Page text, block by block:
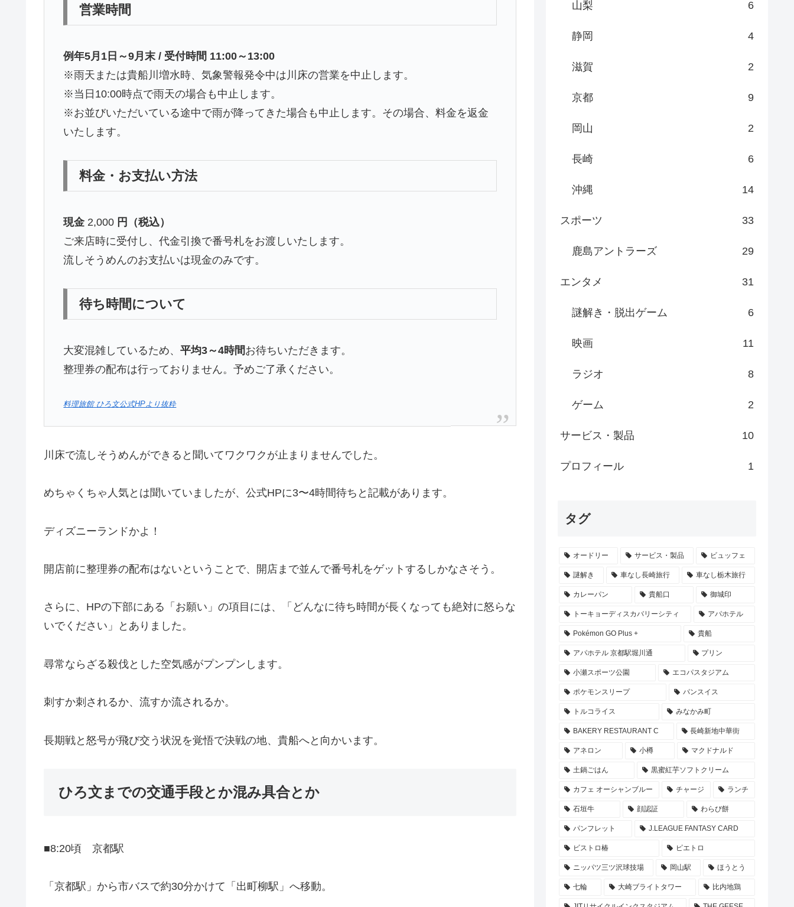
営業時間
例年5月1日～9月末 / 受付時間 11:00～13:00
※雨天または貴船川増水時、気象警報発令中は川床の営業を中止します。
※当日10:00時点で雨天の場合も中止します。
※お並びいただいている途中で雨が降ってきた場合も中止します。その場合、料金を返金
いたします。
料金・お支払い方法
現金 2,000 円（税込）
ご来店時に受付し、代金引換で番号札をお渡しいたします。
流しそうめんのお支払いは現金のみです。
待ち時間について
大変混雑しているため、平均3～4時間お待ちいただきます。
整理券の配布は行っておりません。予めご了承ください。
料理旅館 ひろ文公式HPより抜粋
川床で流しそうめんができると聞いてワクワクが止まりませんでした。
めちゃくちゃ人気とは聞いていましたが、公式HPに3〜4時間待ちと記載があります。
ディズニーランドかよ！
開店前に整理券の配布はないということで、開店まで並んで番号札をゲットするしかなさそう。
さらに、HPの下部にある「お願い」の項目には、「どんなに待ち時間が長くなっても絶対に怒らな
いでください」とありました。
尋常ならざる殺伐とした空気感がプンプンします。
刺すか刺されるか、流すか流されるか。
長期戦と怒号が飛び交う状況を覚悟で決戦の地、貴船へと向かいます。
ひろ文までの交通手段とか混み具合とか
■8:20頃 京都駅
「京都駅」から市バスで約30分かけて「出町柳駅」へ移動。
山梨 6
静岡 4
滋賀 2
京都 9
岡山 2
長崎 6
沖縄 14
スポーツ 33
鹿島アントラーズ 29
エンタメ 31
謎解き・脱出ゲーム 6
映画 11
ラジオ 8
ゲーム 2
サービス・製品 10
プロフィール 1
タグ
オードリー サービス・製品 ビュッフェ
謎解き 車なし長崎旅行 車なし栃木旅行
カレーパン 貴船口 御城印
トーキョーディスカバリーシティ アパホテル
Pokémon GO Plus + 貴船
アパホテル 京都駅堀川通 プリン
小瀬スポーツ公園 エコパスタジアム
ポケモンスリープ パンスイス
トルコライス みなかみ町
BAKERY RESTAURANT C 長崎新地中華街
アネロン 小樽 マクドナルド
土鍋ごはん 黒蜜紅芋ソフトクリーム
カフェ オーシャンブルー チャージ ランチ
石垣牛 顔認証 わらび餅
パンフレット J.LEAGUE FANTASY CARD
ビストロ椿 ピエトロ
ニッパツ三ツ沢球技場 岡山駅 ほうとう
七輪 大崎ブライトタワー 比内地鶏